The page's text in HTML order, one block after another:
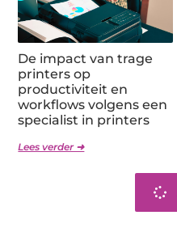
De impact van trage
printers op
productiviteit en
workflows volgens een
specialist in printers
Lees verder ➜